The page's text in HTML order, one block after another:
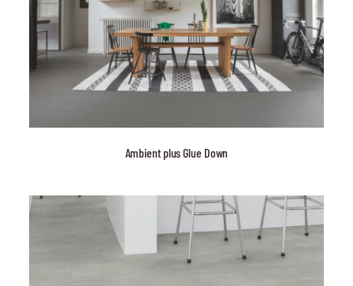
Ambient plus Glue Down